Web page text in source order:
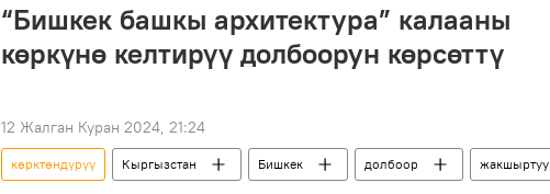
“Бишкек башкы архитектура” калааны
көркүнө келтирүү долбоорун көрсөттү
12 Жалган Куран 2024, 21:24
көрктөндүрүү Кыргызстан Бишкек долбоор жакшыртуу